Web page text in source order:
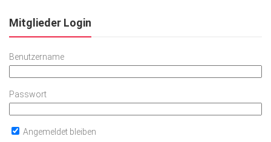
Mitglieder Login
Benutzername
Passwort
Angemeldet bleiben